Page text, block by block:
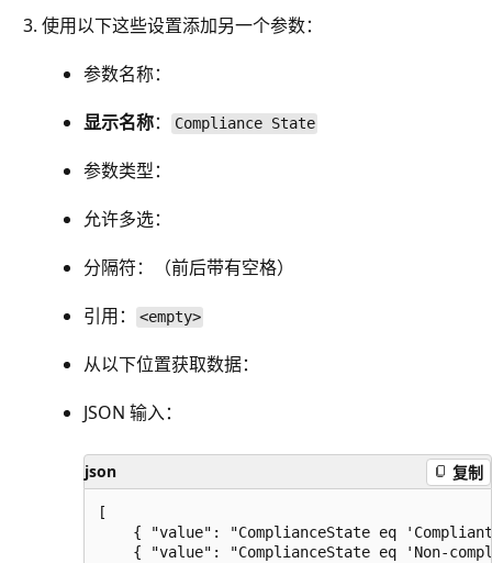
使用以下这些设置添加另一个参数：
参数名称：
显示名称： Compliance State
参数类型：
允许多选：
分隔符：
（前后带有空格）
引用： <empty>
从以下位置获取数据：
JSON 输入：
json 复制
[
{ "value": "ComplianceState eq
{ "value": "ComplianceState eq 'Non-